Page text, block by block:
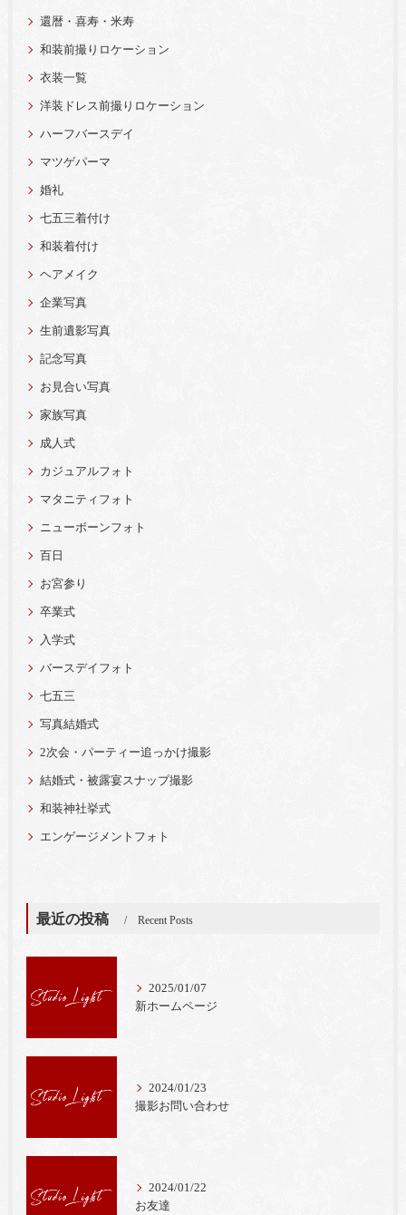
還暦・喜寿・米寿
和装前撮りロケーション
衣装一覧
洋装ドレス前撮りロケーション
ハーフバースデイ
マツゲパーマ
婚礼
七五三着付け
和装着付け
ヘアメイク
企業写真
生前遺影写真
記念写真
お見合い写真
家族写真
成人式
カジュアルフォト
マタニティフォト
ニューボーンフォト
百日
お宮参り
卒業式
入学式
バースデイフォト
七五三
写真結婚式
2次会・パーティー追っかけ撮影
結婚式・被露宴スナップ撮影
和装神社挙式
エンゲージメントフォト
最近の投稿 Recent Posts
2025/01/07
新ホームページ
2024/01/23
撮影お問い合わせ
2024/01/22
お友達